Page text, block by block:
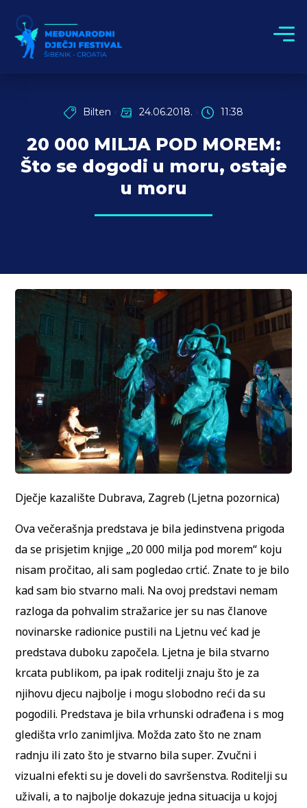
Bilten 24.06.2018. 11:38
20 000 MILJA POD MOREM:
Što se dogodi u moru, ostaje
u moru
Dječje kazalište Dubrava, Zagreb (Ljetna pozornica)
Ova večerašnja predstava je bila jedinstvena prigoda
da se prisjetim knjige „20 000 milja pod morem“ koju
nisam pročitao, ali sam pogledao crtić. Znate to je bilo
kad sam bio stvarno mali. Na ovoj predstavi nemam
razloga da pohvalim stražarice jer su nas članove
novinarske radionice pustili na Ljetnu već kad je
predstava duboku započela. Ljetna je bila stvarno
krcata publikom, pa ipak roditelji znaju što je za
njihovu djecu najbolje i mogu slobodno reći da su
pogodili. Predstava je bila vrhunski odrađena i s mog
gledišta vrlo zanimljiva. Možda zato što ne znam
radnju ili zato što je stvarno bila super. Zvučni i
vizualni efekti su je doveli do savršenstva. Roditelji su
uživali, a to najbolje dokazuje jedna situacija u kojoj